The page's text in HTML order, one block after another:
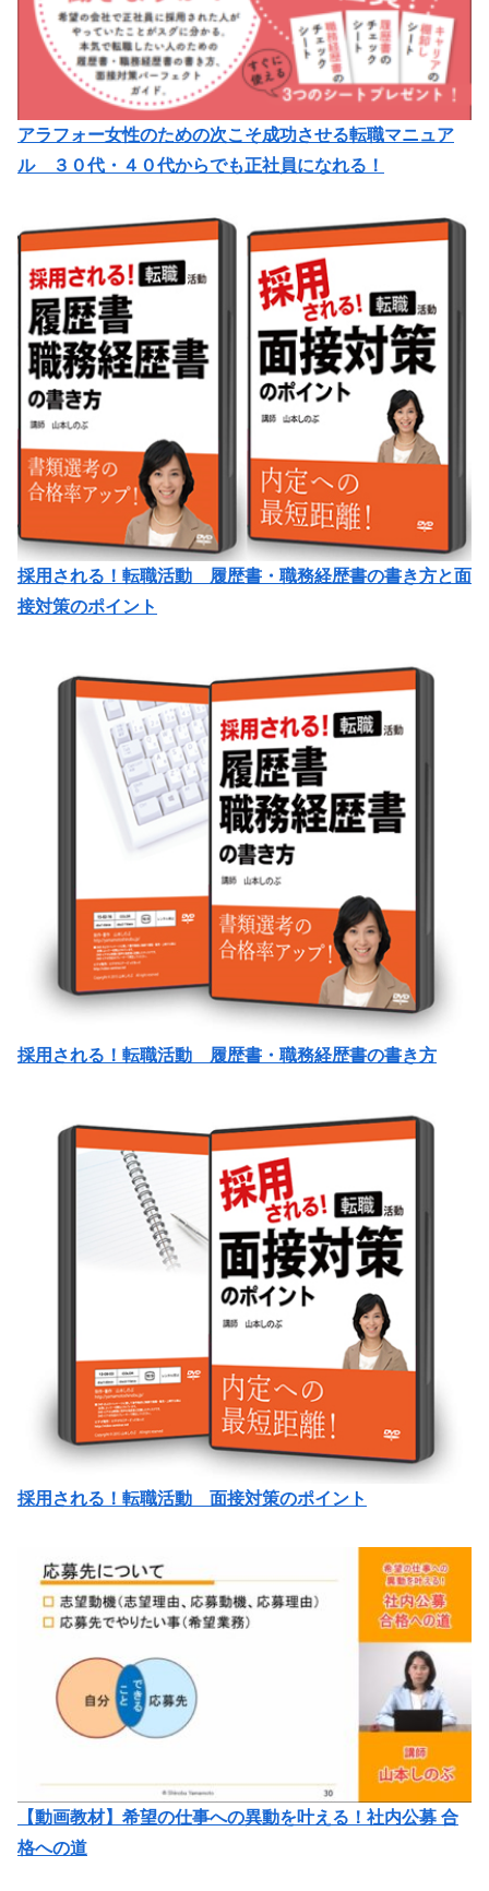
アラフォー女性のための次こそ成功させる転職マニュア
ル ３０代・４０代からでも正社員になれる！
採用される！転職活動 履歴書・職務経歴書の書き方と面
接対策のポイント
採用される！転職活動 履歴書・職務経歴書の書き方
採用される！転職活動 面接対策のポイント
【動画教材】希望の仕事への異動を叶える！社内公募 合
格への道